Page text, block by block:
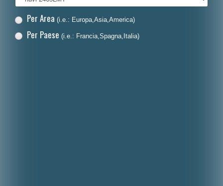
Dansk
Per Area (i.e.: Europa,Asia,America)
Per Paese (i.e.: Francia,Spagna,Italia)